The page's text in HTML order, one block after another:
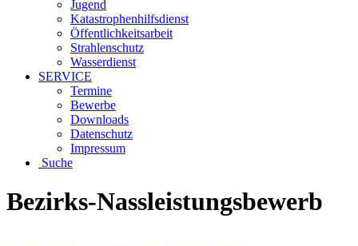
Jugend
Katastrophenhilfsdienst
Öffentlichkeitsarbeit
Strahlenschutz
Wasserdienst
SERVICE
Termine
Bewerbe
Downloads
Datenschutz
Impressum
Suche
Bezirks-Nassleistungsbewerb